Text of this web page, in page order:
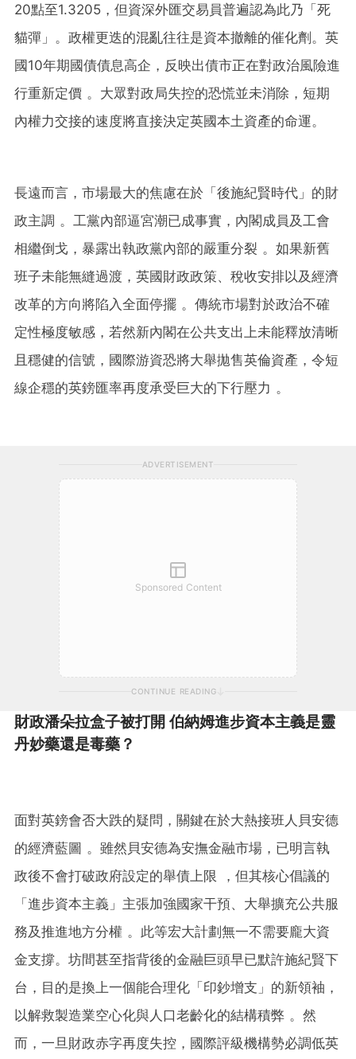
20點至1.3205，但資深外匯交易員普遍認為此乃「死
貓彈」。政權更迭的混亂往往是資本撤離的催化劑。英
國10年期國債債息高企，反映出債市正在對政治風險進
行重新定價 。大眾對政局失控的恐慌並未消除，短期
內權力交接的速度將直接決定英國本土資產的命運。
長遠而言，市場最大的焦慮在於「後施紀賢時代」的財
政主調 。工黨內部逼宮潮已成事實，內閣成員及工會
相繼倒戈，暴露出執政黨內部的嚴重分裂 。如果新舊
班子未能無縫過渡，英國財政政策、稅收安排以及經濟
改革的方向將陷入全面停擺 。傳統市場對於政治不確
定性極度敏感，若然新內閣在公共支出上未能釋放清晰
且穩健的信號，國際游資恐將大舉拋售英倫資產，令短
線企穩的英鎊匯率再度承受巨大的下行壓力 。
ADVERTISEMENT
Sponsored Content
CONTINUE READING
財政潘朵拉盒子被打開 伯納姆進步資本主義是靈
丹妙藥還是毒藥？
面對英鎊會否大跌的疑問，關鍵在於大熱接班人貝安德
的經濟藍圖 。雖然貝安德為安撫金融市場，已明言執
政後不會打破政府設定的舉債上限 ，但其核心倡議的
「進步資本主義」主張加強國家干預、大舉擴充公共服
務及推進地方分權 。此等宏大計劃無一不需要龐大資
金支撐。坊間甚至指背後的金融巨頭早已默許施紀賢下
台，目的是換上一個能合理化「印鈔增支」的新領袖，
以解救製造業空心化與人口老齡化的結構積弊 。然
而，一旦財政赤字再度失控，國際評級機構勢必調低英